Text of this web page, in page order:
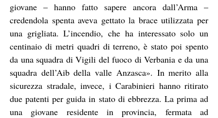
giovane – hanno fatto sapere ancora dall’Arma –
credendola spenta aveva gettato la brace utilizzata per
una grigliata. L’incendio, che ha interessato solo un
centinaio di metri quadri di terreno, è stato poi spento
da una squadra di Vigili del fuoco di Verbania e da una
squadra dell’Aib della valle Anzasca». In merito alla
sicurezza stradale, invece, i Carabinieri hanno ritirato
due patenti per guida in stato di ebbrezza. La prima ad
una giovane residente in provincia, fermata ad